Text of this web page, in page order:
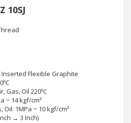
10SJ
Flexible Graphite
Gas, Oil 220ºC
~ 14 kgf/cm²
Oil: 1MPa ~ 10 kgf/cm²
→ 3 Inch)